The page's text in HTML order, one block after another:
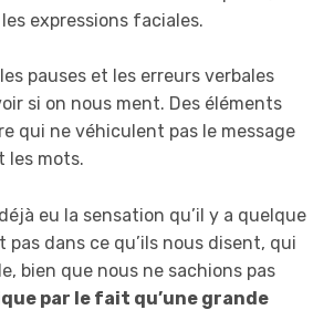
expressions faciales.
pauses et les erreurs verbales
si on nous ment. Des éléments
qui ne véhiculent pas le message
les mots.
eu la sensation qu’il y a quelque
dans ce qu’ils nous disent, qui
bien que nous ne sachions pas
par le fait qu’une grande